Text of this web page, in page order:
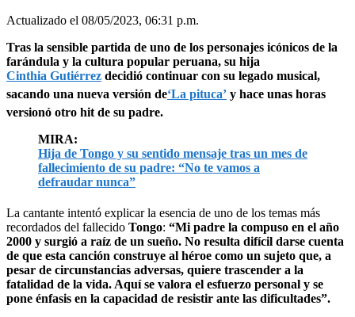
Actualizado el 08/05/2023, 06:31 p.m.
Tras la sensible partida de uno de los personajes icónicos de la
farándula y la cultura popular peruana, su hija
Cinthia Gutiérrez decidió continuar con su legado musical,
sacando una nueva versión de‘La pituca’ y hace unas horas
versionó otro hit de su padre.
MIRA:
Hija de Tongo y su sentido mensaje tras un mes de
fallecimiento de su padre: “No te vamos a
defraudar nunca”
La cantante intentó explicar la esencia de uno de los temas más
recordados del fallecido Tongo: “Mi padre la compuso en el año
2000 y surgió a raíz de un sueño. No resulta difícil darse cuenta
de que esta canción construye al héroe como un sujeto que, a
pesar de circunstancias adversas, quiere trascender a la
fatalidad de la vida. Aquí se valora el esfuerzo personal y se
pone énfasis en la capacidad de resistir ante las dificultades”.